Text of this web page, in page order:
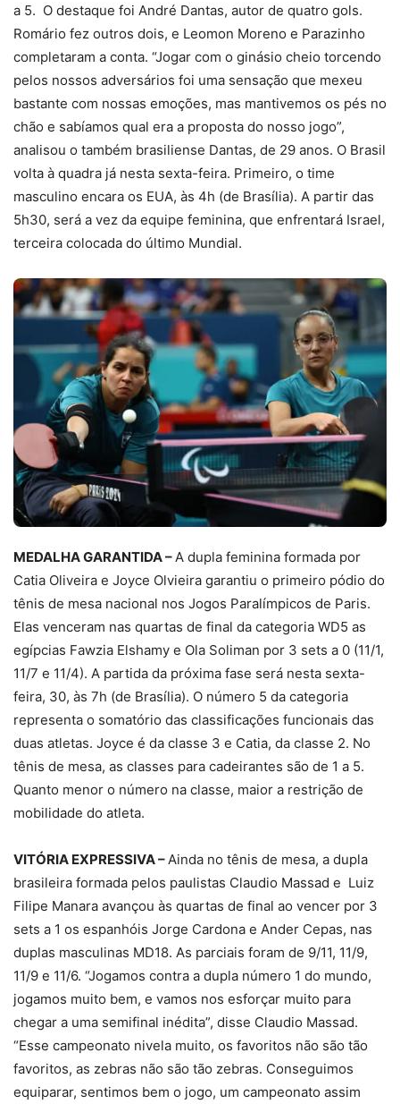
a 5. O destaque foi André Dantas, autor de quatro gols.
Romário fez outros dois, e Leomon Moreno e Parazinho
completaram a conta. “Jogar com o ginásio cheio torcendo
pelos nossos adversários foi uma sensação que mexeu
bastante com nossas emoções, mas mantivemos os pés no
chão e sabíamos qual era a proposta do nosso jogo”,
analisou o também brasiliense Dantas, de 29 anos. O Brasil
volta à quadra já nesta sexta-feira. Primeiro, o time
masculino encara os EUA, às 4h (de Brasília). A partir das
5h30, será a vez da equipe feminina, que enfrentará Israel,
terceira colocada do último Mundial.
MEDALHA GARANTIDA –A dupla feminina formada por
Catia Oliveira e Joyce Olvieira garantiu o primeiro pódio do
tênis de mesa nacional nos Jogos Paralímpicos de Paris.
Elas venceram nas quartas de final da categoria WD5 as
egípcias Fawzia Elshamy e Ola Soliman por 3 sets a 0 (11/1,
11/7 e 11/4). A partida da próxima fase será nesta sexta-
feira, 30, às 7h (de Brasília). O número 5 da categoria
representa o somatório das classificações funcionais das
duas atletas. Joyce é da classe 3 e Catia, da classe 2. No
tênis de mesa, as classes para cadeirantes são de 1 a 5.
Quanto menor o número na classe, maior a restrição de
mobilidade do atleta.
VITÓRIA EXPRESSIVA –Ainda no tênis de mesa, a dupla
brasileira formada pelos paulistas Claudio Massad e Luiz
Filipe Manara avançou às quartas de final ao vencer por 3
sets a 1 os espanhóis Jorge Cardona e Ander Cepas, nas
duplas masculinas MD18. As parciais foram de 9/11, 11/9,
11/9 e 11/6. “Jogamos contra a dupla número 1 do mundo,
jogamos muito bem, e vamos nos esforçar muito para
chegar a uma semifinal inédita”, disse Claudio Massad.
“Esse campeonato nivela muito, os favoritos não são tão
favoritos, as zebras não são tão zebras. Conseguimos
equiparar, sentimos bem o jogo, um campeonato assim